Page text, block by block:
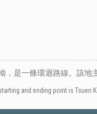
是一條環迴路線。該地
and ending point is Tsuen